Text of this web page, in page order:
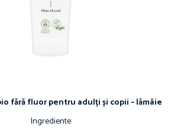
fără fluor pentru adulți și copii – lămâie
Ingrediente: